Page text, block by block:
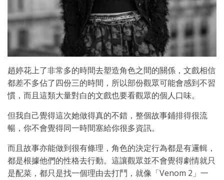
趙婷花上了非常多的時間去塑造角色之間的關係，文戲相信
都差不多佔了四份三的時間，所以部份觀眾可能會感到不習
慣，而且這類大量對白的文戲也要看觀眾的個人口味。
但我自己覺得這次她做得真的不錯，整個故事鋪排得很流
暢，你不會覺得同一時間塞給你很多資訊。
而且故事亦能做到很有條理，角色的決定行為都是有邏輯，
都是根據他們的性格去行動。這讓觀眾並不會覺得劇情就只
是配菜，都只是找一個理由去打鬥，就像「Venom 2」一